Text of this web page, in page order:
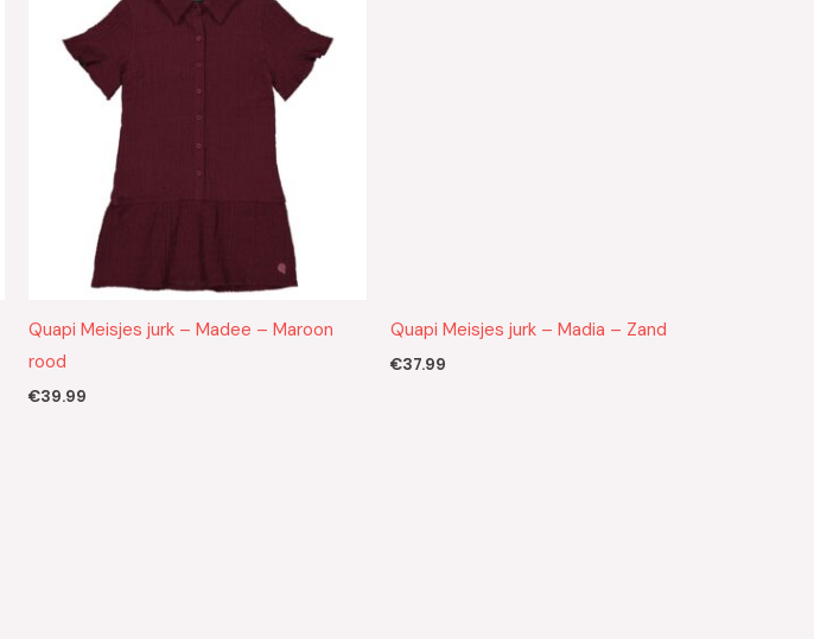
Quapi Meisjes jurk – Madee – Maroon
rood
€39.99
Quapi Meisjes jurk – Madia – Zand
€37.99